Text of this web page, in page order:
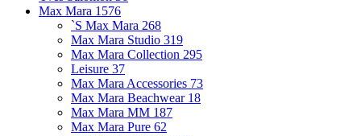
Max Mara 1576
`S Max Mara 268
Max Mara Studio 319
Max Mara Collection 295
Leisure 37
Max Mara Accessories 73
Max Mara Beachwear 18
Max Mara MM 187
Max Mara Pure 62